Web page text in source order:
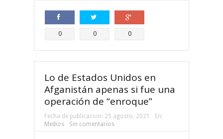
Compartir
0 Compartir
0 Compartir
0
Lo de Estados Unidos en
Afganistán apenas si fue una
operación de “enroque”
Fecha de publicacion: 25 agosto, 2021
En:
Medios
Sin comentarios